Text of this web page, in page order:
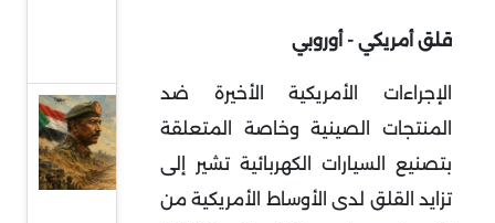
قلق أمريكي - أوروبي
الإجراءات الأمريكية الأخيرة ضد
المنتجات الصينية وخاصة المتعلقة
بتصنيع السيارات الكهربائية تشير إلى
تزايد القلق لدى الأوساط الأمريكية من
جبهة
مواجهة